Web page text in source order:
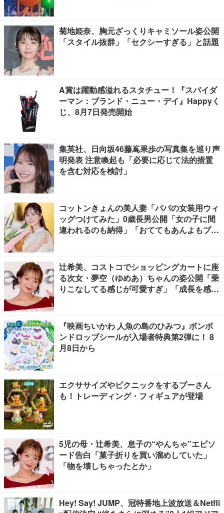
菊地姫奈、胸元ざっくりキャミソール姿公開
「スタイル抜群」「セクシーすぎる」と話題
A賞は躍動感溢れるスタチュー！『スパイダ
ーマン：ブランド・ニュー・デイ』Happyく
じ、8月7日発売開始
集英社、日向坂46藤嶌果歩の写真集を巡り声
明発表 注意喚起も「必要に応じて法的措置
を含む対応を検討」
コットンきょんの美人妻「パパの女装用ウィ
ッグつけてみた」0歳長男公開「女の子に間
違われるのも納得」「おててもあんよもプリ
辻希美、コストコでショッピングカートに座
る次女・夢空（ゆめあ）ちゃんの姿公開「乗
りこなしてる感じが可愛すぎ」「成長を感じ
『映画ちいかわ 人魚の島のひみつ』ボンボ
ンドロップシールが入場者特典第2弾に！ 8
月8日から
エクササイズやピクニックをするプーさん
も！トレーディング・フィギュアが登場
5児の母・辻希美、息子の“やんちゃ”エピソ
ード告白「菓子折りを買い溜めしていた」
「物を壊しちゃったとか」
Hey! Say! JUMP、冠特番地上波放送＆Netfli